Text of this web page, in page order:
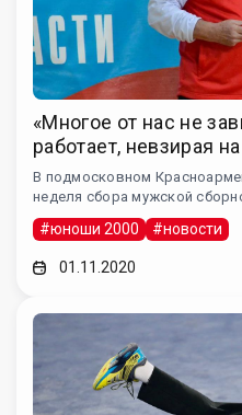
«Многое от нас не
работает, невзирая
В подмосковном
неделя сбора мужской
#юноши 2000 #новости
01.11.2020